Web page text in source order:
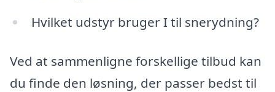
Hvilket udstyr bruger I til snerydning?
Ved at sammenligne forskellige tilbud kan
du finde den løsning, der passer bedst til